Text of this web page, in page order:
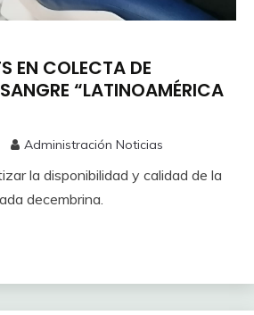
EN COLECTA DE
“LATINOAMÉRICA
Administración Noticias
la disponibilidad y calidad de la
decembrina.